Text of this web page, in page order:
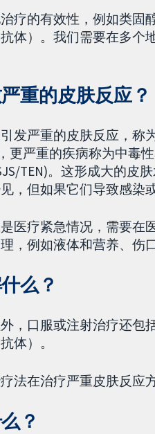
疗的有效性，例如类固
体）。我们需要在多个
重的皮肤反应？
发严重的皮肤反应，称
更严重的疾病称为中毒
TEN)。这形成大的皮
，但如果它们导致感染
医疗紧急情况，需要在
，例如液体和营养、伤
么？
，口服或注射治疗还包
体）。
法在治疗严重皮肤反应
？